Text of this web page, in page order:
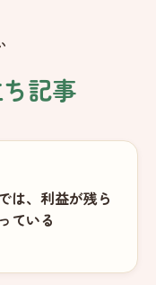
記事
は、利益が残ら
ている